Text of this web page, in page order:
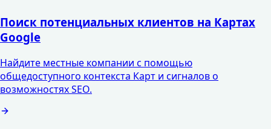
Поиск потенциальных клиентов на Картах
Google
Найдите местные компании с помощью
общедоступного контекста Карт и сигналов о
возможностях SEO.